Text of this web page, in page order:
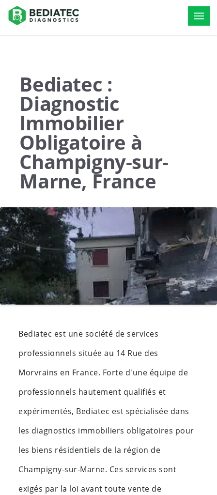
Bediatec :
Diagnostic
Immobilier
Obligatoire à
Champigny-sur-
Marne, France
Bediatec est une société de services
professionnels située au 14 Rue des
Morvrains en France. Forte d'une équipe de
professionnels hautement qualifiés et
expérimentés, Bediatec est spécialisée dans
les diagnostics immobiliers obligatoires pour
les biens résidentiels de la région de
Champigny-sur-Marne. Ces services sont
exigés par la loi avant toute vente de